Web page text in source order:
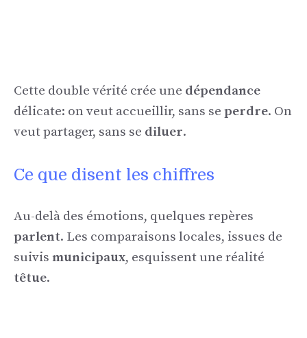
Cette double vérité crée une dépendance
délicate: on veut accueillir, sans se perdre. On
veut partager, sans se diluer.
Ce que disent les chiffres
Au-delà des émotions, quelques repères
parlent. Les comparaisons locales, issues de
suivis municipaux, esquissent une réalité
têtue.